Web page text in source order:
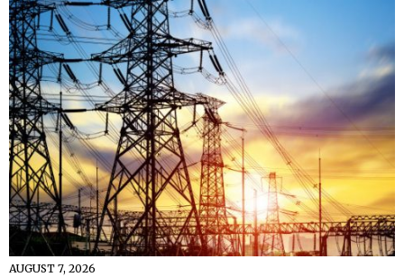
AUGUST 7, 2026